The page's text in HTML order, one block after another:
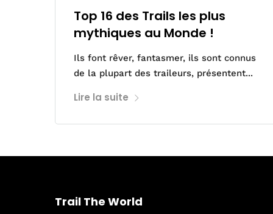
Top 16 des Trails les plus
mythiques au Monde !
Ils font rêver, fantasmer, ils sont connus
de la plupart des traileurs, présentent...
Lire la suite
Trail The World